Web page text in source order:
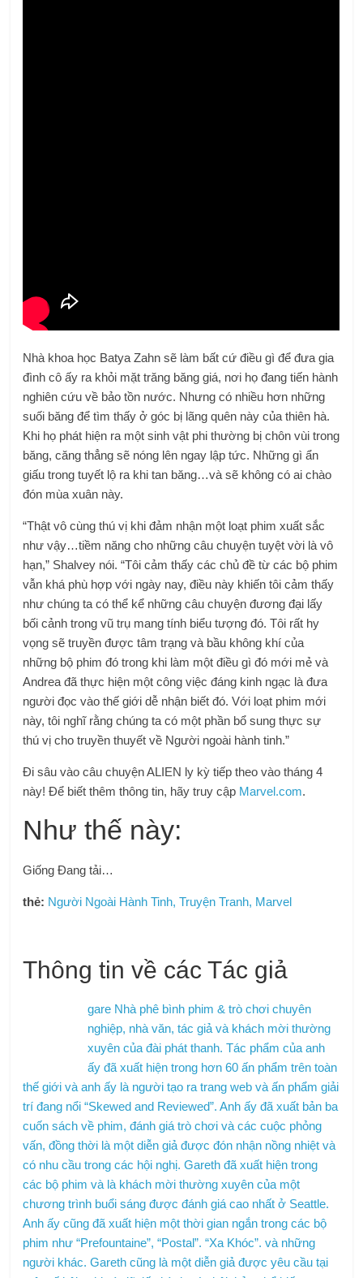
Nhà khoa học Batya Zahn sẽ làm bất cứ điều gì để đưa gia
đình cô ấy ra khỏi mặt trăng băng giá, nơi họ đang tiến hành
nghiên cứu về bảo tồn nước. Nhưng có nhiều hơn những
suối băng để tìm thấy ở góc bị lãng quên này của thiên hà.
Khi họ phát hiện ra một sinh vật phi thường bị chôn vùi trong
băng, căng thẳng sẽ nóng lên ngay lập tức. Những gì ẩn
giấu trong tuyết lộ ra khi tan băng…và sẽ không có ai chào
đón mùa xuân này.
“Thật vô cùng thú vị khi đảm nhận một loạt phim xuất sắc
như vậy…tiềm năng cho những câu chuyện tuyệt vời là vô
hạn,” Shalvey nói. “Tôi cảm thấy các chủ đề từ các bộ phim
vẫn khá phù hợp với ngày nay, điều này khiến tôi cảm thấy
như chúng ta có thể kể những câu chuyện đương đại lấy
bối cảnh trong vũ trụ mang tính biểu tượng đó. Tôi rất hy
vọng sẽ truyền được tâm trạng và bầu không khí của
những bộ phim đó trong khi làm một điều gì đó mới mẻ và
Andrea đã thực hiện một công việc đáng kinh ngạc là đưa
người đọc vào thế giới dễ nhận biết đó. Với loạt phim mới
này, tôi nghĩ rằng chúng ta có một phần bổ sung thực sự
thú vị cho truyền thuyết về Người ngoài hành tinh.”
Đi sâu vào câu chuyện ALIEN ly kỳ tiếp theo vào tháng 4
này! Để biết thêm thông tin, hãy truy cập Marvel.com.
Như thế này:
Giống Đang tải…
thẻ: Người Ngoài Hành Tinh, Truyện Tranh, Marvel
Thông tin về các Tác giả
gare Nhà phê bình phim & trò chơi chuyên
nghiệp, nhà văn, tác giả và khách mời thường
xuyên của đài phát thanh. Tác phẩm của anh
ấy đã xuất hiện trong hơn 60 ấn phẩm trên toàn
thế giới và anh ấy là người tạo ra trang web và ấn phẩm giải
trí đang nổi “Skewed and Reviewed”. Anh ấy đã xuất bản ba
cuốn sách về phim, đánh giá trò chơi và các cuộc phỏng
vấn, đồng thời là một diễn giả được đón nhận nồng nhiệt và
có nhu cầu trong các hội nghị. Gareth đã xuất hiện trong
các bộ phim và là khách mời thường xuyên của một
chương trình buổi sáng được đánh giá cao nhất ở Seattle.
Anh ấy cũng đã xuất hiện một thời gian ngắn trong các bộ
phim như “Prefountaine”, “Postal”. “Xa Khóc”. và những
người khác. Gareth cũng là một diễn giả được yêu cầu tại